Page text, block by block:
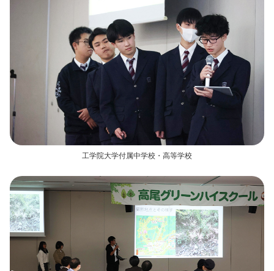
工学院大学付属中学校・高等学校